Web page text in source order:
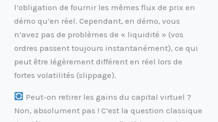
l’obligation de fournir les mêmes flux de prix en
démo qu’en réel. Cependant, en démo, vous
n’avez pas de problèmes de « liquidité » (vos
ordres passent toujours instantanément), ce qui
peut être légèrement différent en réel lors de
fortes volatilités (slippage).
Peut-on retirer les gains du capital virtuel ?
Non, absolument pas ! C’est la question classique